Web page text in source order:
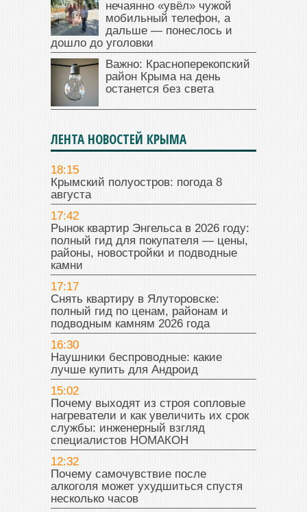
нечаянно «увёл» чужой
мобильный телефон, а
дальше — понеслось и
дошло до уголовки
Важно: Красноперекопский
район Крыма на день
останется без света
ЛЕНТА НОВОСТЕЙ КРЫМА
18:15
Крымский полуостров: погода 8
августа
17:42
Рынок квартир Энгельса в 2026 году:
полный гид для покупателя — цены,
районы, новостройки и подводные
камни
17:17
Снять квартиру в Ялуторовске:
полный гид по ценам, районам и
подводным камням 2026 года
16:30
Наушники беспроводные: какие
лучше купить для Андроид
15:02
Почему выходят из строя сопловые
нагреватели и как увеличить их срок
службы: инженерный взгляд
специалистов НОМАКОН
12:32
Почему самочувствие после
алкоголя может ухудшиться спустя
несколько часов